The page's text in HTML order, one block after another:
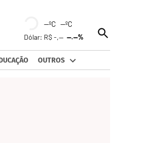
--ºC --ºC
Dólar: R$ -,----.--%
Open
Search
OUTROS